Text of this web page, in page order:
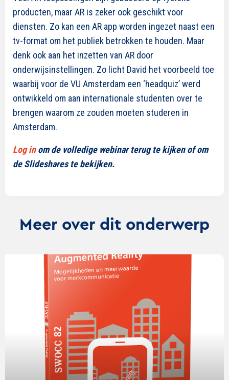
producten, maar AR is zeker ook geschikt voor
diensten. Zo kan een AR app worden ingezet naast een
tv-format om het publiek betrokken te houden. Maar
denk ook aan het inzetten van AR door
onderwijsinstellingen. Zo licht David het voorbeeld toe
waarbij voor de VU Amsterdam een ‘headquiz’ werd
ontwikkeld om aan internationale studenten over te
brengen waarom ze zouden moeten studeren in
Amsterdam.
Log inom de volledige webinar terug te kijken of om
de Slideshares te bekijken.
Meer over dit onderwerp